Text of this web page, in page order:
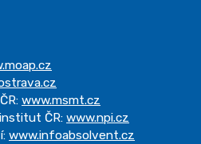
www.msmt.cz
ČR: www.npi.cz
www.infoabsolvent.cz